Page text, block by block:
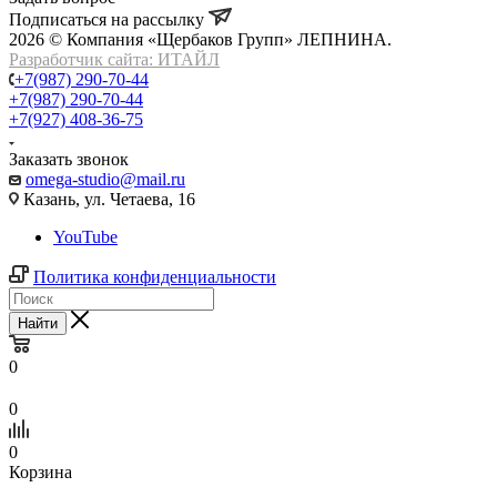
Подписаться на рассылку
2026 © Компания «Щербаков Групп» ЛЕПНИНА.
Разработчик сайта: ИТАЙЛ
+7(987) 290-70-44
+7(987) 290-70-44
+7(927) 408-36-75
Заказать звонок
omega-studio@mail.ru
Казань, ул. Четаева, 16
YouTube
Политика конфиденциальности
Найти
0
0
0
Корзина